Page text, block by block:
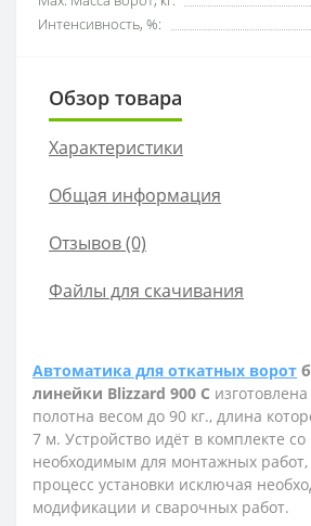
Интенсивность, %:
Обзор товара
Характеристики
Общая информация
Отзывов (0)
Файлы для скачивания
Автоматика для откатных ворот
линейки Blizzard 900 C
полотна весом до 90 кг., длина
7 м. Устройство идёт в комплекте со
необходимым для монтажных работ,
процесс установки исключая
модификации и сварочных работ.